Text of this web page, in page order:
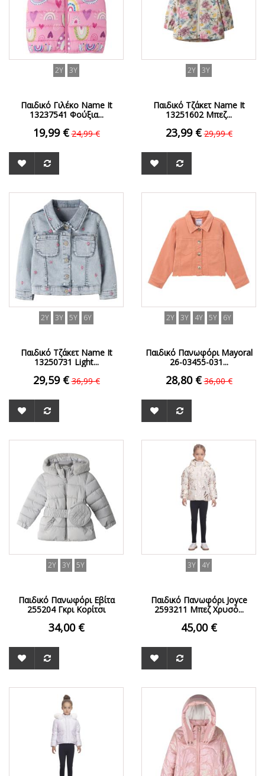
2Y 3Y
Παιδικό Γιλέκο Name It
13237541 Φούξια...
19,99 € 24,99 €
2Y 3Y
Παιδικό Τζάκετ Name It
13251602 Μπεζ...
23,99 € 29,99 €
2Y 3Y 5Y 6Y
Παιδικό Τζάκετ Name It
13250731 Light...
29,59 € 36,99 €
2Y 3Y 4Y 5Y 6Y
Παιδικό Πανωφόρι Mayoral
26-03455-031...
28,80 € 36,00 €
2Y 3Y 5Y
Παιδικό Πανωφόρι Εβίτα
255204 Γκρι Κορίτσι
34,00 €
3Y 4Y
Παιδικό Πανωφόρι Joyce
2593211 Μπεζ Χρυσό...
45,00 €